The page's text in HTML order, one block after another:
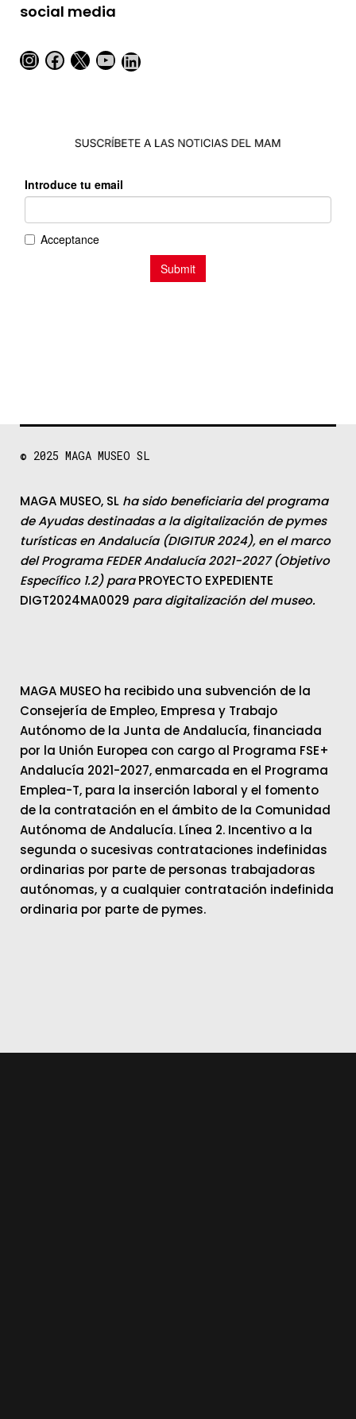
social media
Instagram
Facebook
X YouTube
LinkedIn
© 2025 MAGA MUSEO SL
MAGA MUSEO, SL ha sido beneficiaria del programa
de Ayudas destinadas a la digitalización de pymes
turísticas en Andalucía (DIGITUR 2024), en el marco
del Programa FEDER Andalucía 2021-2027 (Objetivo
Específico 1.2) paraPROYECTO EXPEDIENTE
DIGT2024MA0029 para digitalización del museo.
MAGA MUSEO ha recibido una subvención de la
Consejería de Empleo, Empresa y Trabajo
Autónomo de la Junta de Andalucía, financiada
por la Unión Europea con cargo al Programa FSE+
Andalucía 2021-2027, enmarcada en el Programa
Emplea-T, para la inserción laboral y el fomento
de la contratación en el ámbito de la Comunidad
Autónoma de Andalucía. Línea 2. Incentivo a la
segunda o sucesivas contrataciones indefinidas
ordinarias por parte de personas trabajadoras
autónomas, y a cualquier contratación indefinida
ordinaria por parte de pymes.